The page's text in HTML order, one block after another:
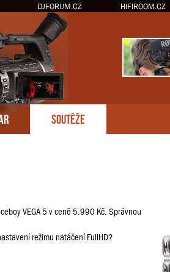
DJFORUM.CZ HIFIROOM.CZ
SOUTĚŽE
VEGA 5 v ceně 5.990 Kč. Správnou
režimu natáčení FullHD?